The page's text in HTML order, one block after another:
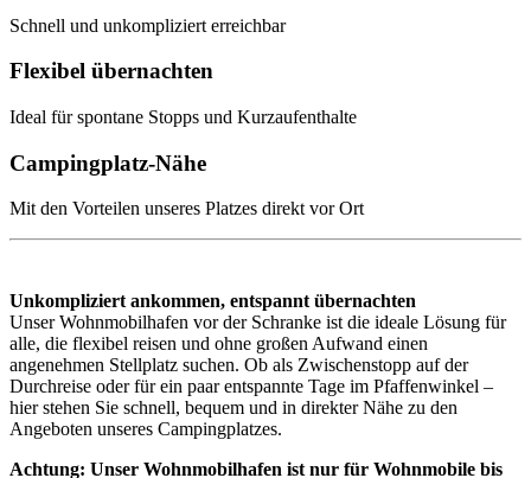
Schnell und unkompliziert erreichbar
Flexibel übernachten
Ideal für spontane Stopps und Kurzaufenthalte
Campingplatz-Nähe
Mit den Vorteilen unseres Platzes direkt vor Ort
Unkompliziert ankommen, entspannt übernachten
Unser Wohnmobilhafen vor der Schranke ist die ideale Lösung für
alle, die flexibel reisen und ohne großen Aufwand einen
angenehmen Stellplatz suchen. Ob als Zwischenstopp auf der
Durchreise oder für ein paar entspannte Tage im Pfaffenwinkel –
hier stehen Sie schnell, bequem und in direkter Nähe zu den
Angeboten unseres Campingplatzes.
Achtung: Unser Wohnmobilhafen ist nur für Wohnmobile bis